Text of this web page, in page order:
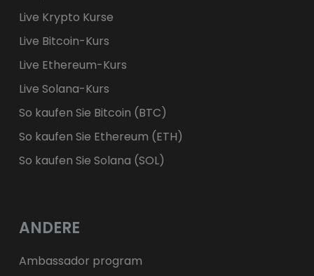
Live Krypto Kurse
Live Bitcoin-Kurs
Live Ethereum-Kurs
Live Solana-Kurs
So kaufen Sie Bitcoin (BTC)
So kaufen Sie Ethereum (ETH)
So kaufen Sie Solana (SOL)
ANDERE
Ambassador program